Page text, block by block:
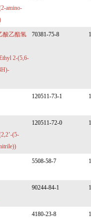
amino-
酸乙酯氢
2-(5,6-
70381-75-8
120511-73-1
(5-
120511-72-0
5508-58-7
90244-84-1
4180-23-8